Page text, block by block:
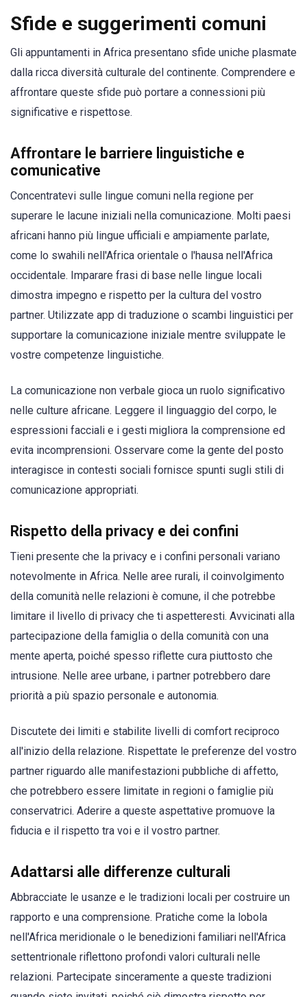
Sfide e suggerimenti comuni
Gli appuntamenti in Africa presentano sfide uniche plasmate
dalla ricca diversità culturale del continente. Comprendere e
affrontare queste sfide può portare a connessioni più
significative e rispettose.
Affrontare le barriere linguistiche e
comunicative
Concentratevi sulle lingue comuni nella regione per
superare le lacune iniziali nella comunicazione. Molti paesi
africani hanno più lingue ufficiali e ampiamente parlate,
come lo swahili nell'Africa orientale o l'hausa nell'Africa
occidentale. Imparare frasi di base nelle lingue locali
dimostra impegno e rispetto per la cultura del vostro
partner. Utilizzate app di traduzione o scambi linguistici per
supportare la comunicazione iniziale mentre sviluppate le
vostre competenze linguistiche.
La comunicazione non verbale gioca un ruolo significativo
nelle culture africane. Leggere il linguaggio del corpo, le
espressioni facciali e i gesti migliora la comprensione ed
evita incomprensioni. Osservare come la gente del posto
interagisce in contesti sociali fornisce spunti sugli stili di
comunicazione appropriati.
Rispetto della privacy e dei confini
Tieni presente che la privacy e i confini personali variano
notevolmente in Africa. Nelle aree rurali, il coinvolgimento
della comunità nelle relazioni è comune, il che potrebbe
limitare il livello di privacy che ti aspetteresti. Avvicinati alla
partecipazione della famiglia o della comunità con una
mente aperta, poiché spesso riflette cura piuttosto che
intrusione. Nelle aree urbane, i partner potrebbero dare
priorità a più spazio personale e autonomia.
Discutete dei limiti e stabilite livelli di comfort reciproco
all'inizio della relazione. Rispettate le preferenze del vostro
partner riguardo alle manifestazioni pubbliche di affetto,
che potrebbero essere limitate in regioni o famiglie più
conservatrici. Aderire a queste aspettative promuove la
fiducia e il rispetto tra voi e il vostro partner.
Adattarsi alle differenze culturali
Abbracciate le usanze e le tradizioni locali per costruire un
rapporto e una comprensione. Pratiche come la lobola
nell'Africa meridionale o le benedizioni familiari nell'Africa
settentrionale riflettono profondi valori culturali nelle
relazioni. Partecipate sinceramente a queste tradizioni